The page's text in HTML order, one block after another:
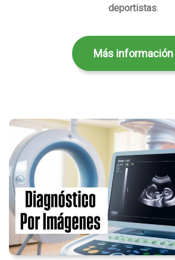
deportistas.
Más información